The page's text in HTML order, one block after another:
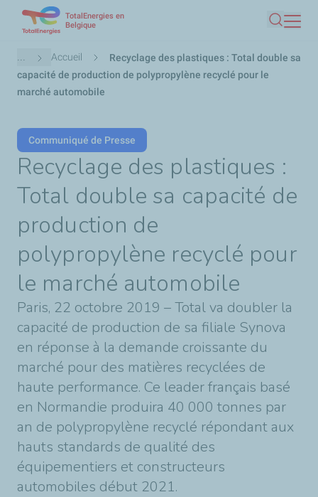
contenu
principal
TotalEnergies en
Belgique
Fil
d'Ariane
... Accueil
Recyclage des plastiques : Total double sa
capacité de production de polypropylène recyclé pour le
marché automobile
Communiqué de Presse
Recyclage des plastiques :
Total double sa capacité de
production de
polypropylène recyclé pour
le marché automobile
Paris, 22 octobre 2019 – Total va doubler la
capacité de production de sa filiale Synova
en réponse à la demande croissante du
marché pour des matières recyclées de
haute performance. Ce leader français basé
en Normandie produira 40 000 tonnes par
an de polypropylène recyclé répondant aux
hauts standards de qualité des
équipementiers et constructeurs
automobiles début 2021.